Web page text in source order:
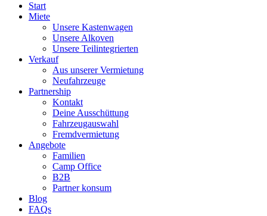
Start
Miete
Unsere Kastenwagen
Unsere Alkoven
Unsere Teilintegrierten
Verkauf
Aus unserer Vermietung
Neufahrzeuge
Partnership
Kontakt
Deine Ausschüttung
Fahrzeugauswahl
Fremdvermietung
Angebote
Familien
Camp Office
B2B
Partner konsum
Blog
FAQs